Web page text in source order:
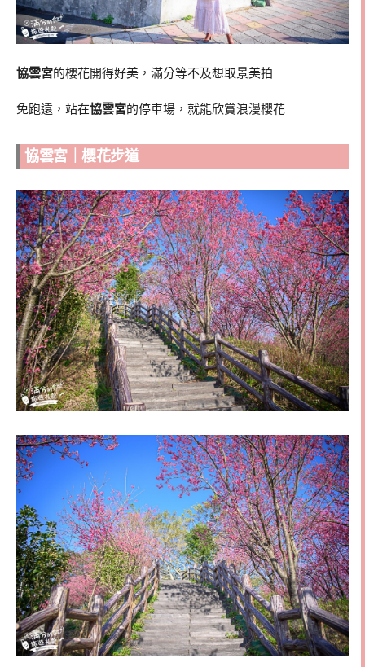
協雲宮的櫻花開得好美，滿分等不及想取景美拍
免跑遠，站在協雲宮的停車場，就能欣賞浪漫櫻花
協雲宮｜櫻花步道